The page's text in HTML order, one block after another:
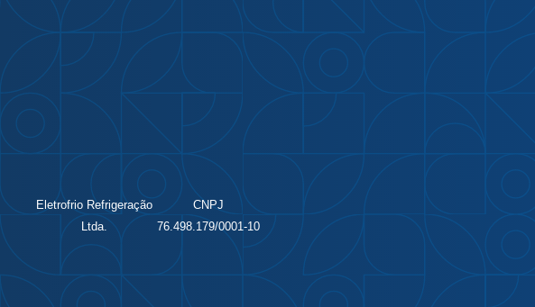
Eletrofrio Refrigeração
Ltda.
CNPJ
76.498.179/0001-10